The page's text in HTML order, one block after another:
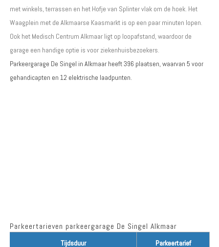
met winkels, terrassen en het Hofje van Splinter vlak om de hoek. Het
Waagplein met de Alkmaarse Kaasmarkt is op een paar minuten lopen.
Ook het Medisch Centrum Alkmaar ligt op loopafstand, waardoor de
garage een handige optie is voor ziekenhuisbezoekers.
Parkeergarage De Singel in Alkmaar heeft396 plaatsen, waarvan 5 voor
gehandicapten en 12 elektrische laadpunten
Parkeertarieven parkeergarage De Singel Alkmaar
Tijdsduur Parkeertarief